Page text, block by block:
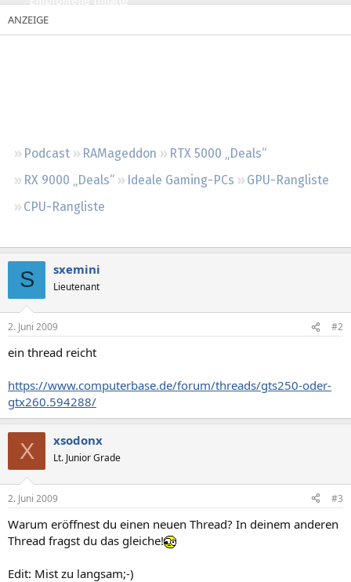
Podcast RAMageddon
RTX 5000 „Deals“
RX 9000 „Deals“
Ideale Gaming-PCs
GPU-Rangliste
CPU-Rangliste
S sxemini
Lieutenant
2. Juni 2009 #2
ein thread reicht
https://www.computerbase.de/forum/threads/gts250-oder-
gtx260.594288/
X xsodonx
Lt. Junior Grade
2. Juni 2009 #3
Warum eröffnest du einen neuen Thread? In deinem anderen
Thread fragst du das gleiche!
Edit: Mist zu langsam;-)